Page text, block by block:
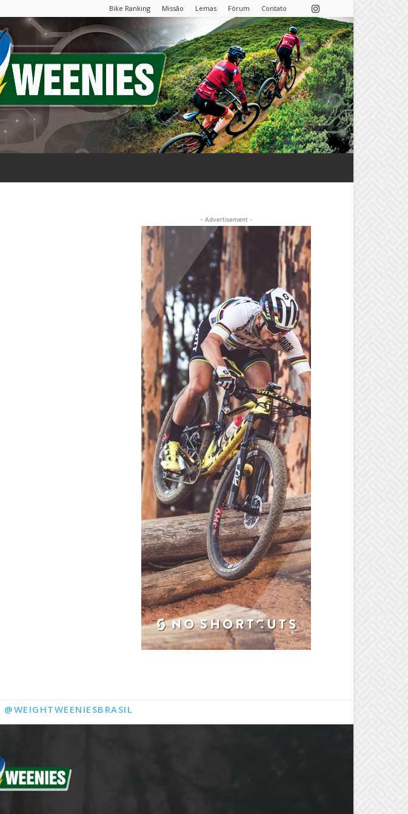
Bike Ranking Missão Lemas Fórum Contato
- Advertisement -
@WEIGHTWEENIESBRASIL